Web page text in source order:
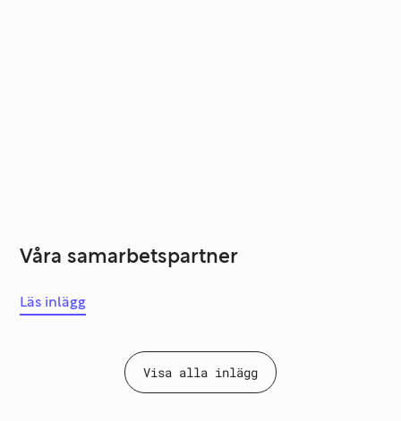
Våra samarbetspartner
Läs inlägg
Visa alla inlägg